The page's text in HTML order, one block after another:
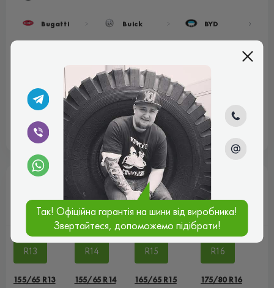
Bugatti Buick BYD
Chrysler Citroen Dacia
Показати всі
Популярні розміри
R13
155/65 R13
R14
155/65 R14
R15
165/65 R15
R16
175/80 R16
Так! Офіційна гарантія на шини від виробника!
Звертайтеся, допоможемо підібрати!